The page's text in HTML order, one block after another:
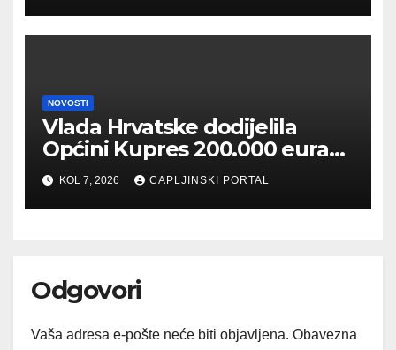
NOVOSTI
Vlada Hrvatske dodijelila
Općini Kupres 200.000 eura
za izgradnju vatrogasnog
doma
KOL 7, 2026 CAPLJINSKI PORTAL
Odgovori
Vaša adresa e-pošte neće biti objavljena. Obavezna